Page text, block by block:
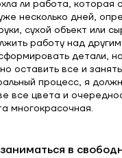
ли работа, которая
несколько дней,
сухой объект или
работу над
детали,
оставить все и
процесс, я
все цвета и
многокрасочная.
в